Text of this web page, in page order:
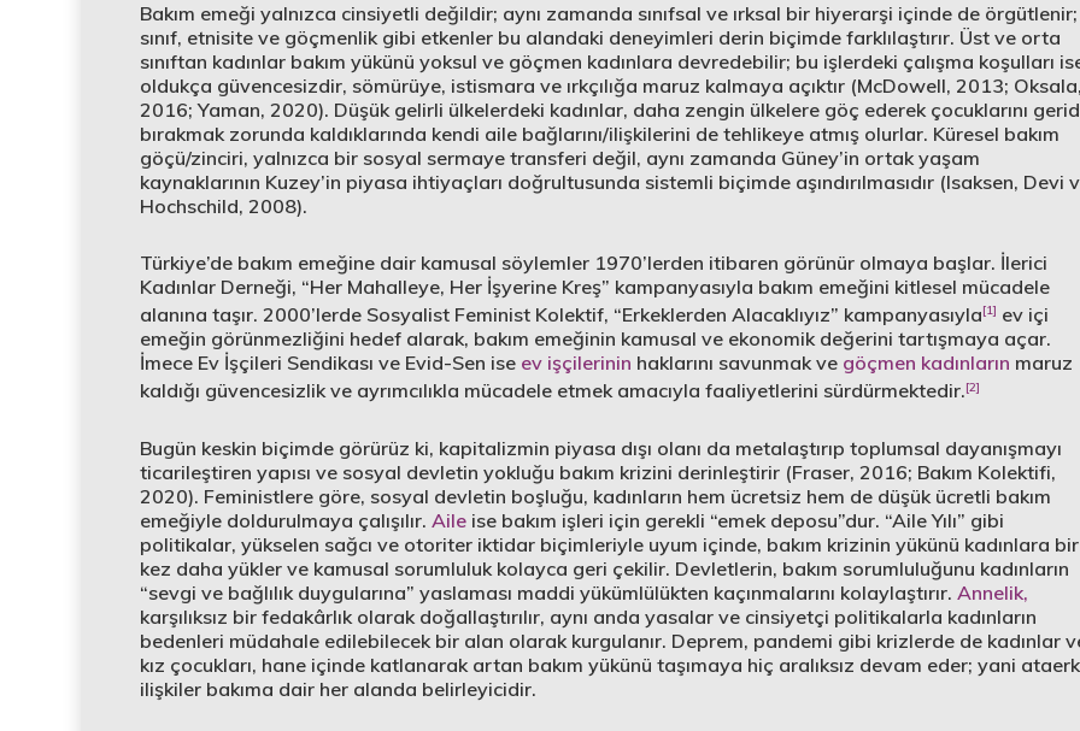
Bakım emeği yalnızca cinsiyetli değildir; aynı zamanda sınıfsal ve ırksal bir hiyerarşi içinde de örgütlenir;
sınıf, etnisite ve göçmenlik gibi etkenler bu alandaki deneyimleri derin biçimde farklılaştırır. Üst ve orta
sınıftan kadınlar bakım yükünü yoksul ve göçmen kadınlara devredebilir; bu işlerdeki çalışma koşulları
oldukça güvencesizdir, sömürüye, istismara ve ırkçılığa maruz kalmaya açıktır (McDowell, 2013;
2016; Yaman, 2020). Düşük gelirli ülkelerdeki kadınlar, daha zengin ülkelere göç ederek çocuklarını
bırakmak zorunda kaldıklarında kendi aile bağlarını/ilişkilerini de tehlikeye atmış olurlar. Küresel bakım
göçü/zinciri, yalnızca bir sosyal sermaye transferi değil, aynı zamanda Güney’in ortak yaşam
kaynaklarının Kuzey’in piyasa ihtiyaçları doğrultusunda sistemli biçimde aşındırılmasıdır (Isaksen, Devi
Hochschild, 2008).
Türkiye’de bakım emeğine dair kamusal söylemler 1970’lerden itibaren görünür olmaya başlar. İlerici
Kadınlar Derneği, “Her Mahalleye, Her İşyerine Kreş” kampanyasıyla bakım emeğini kitlesel mücadele
alanına taşır. 2000’lerde Sosyalist Feminist Kolektif, “Erkeklerden Alacaklıyız” kampanyasıyla[1] ev içi
emeğin görünmezliğini hedef alarak, bakım emeğinin kamusal ve ekonomik değerini tartışmaya açar.
İmece Ev İşçileri Sendikası ve Evid-Sen ise ev işçilerinin haklarını savunmak ve göçmen kadınların maruz
kaldığı güvencesizlik ve ayrımcılıkla mücadele etmek amacıyla faaliyetlerini sürdürmektedir.[2]
Bugün keskin biçimde görürüz ki, kapitalizmin piyasa dışı olanı da metalaştırıp toplumsal dayanışmayı
ticarileştiren yapısı ve sosyal devletin yokluğu bakım krizini derinleştirir (Fraser, 2016; Bakım Kolektifi,
2020). Feministlere göre, sosyal devletin boşluğu, kadınların hem ücretsiz hem de düşük ücretli bakım
emeğiyle doldurulmaya çalışılır. Aileise bakım işleri için gerekli “emek deposu”dur. “Aile Yılı” gibi
politikalar, yükselen sağcı ve otoriter iktidar biçimleriyle uyum içinde, bakım krizinin yükünü kadınlara bir
kez daha yükler ve kamusal sorumluluk kolayca geri çekilir. Devletlerin, bakım sorumluluğunu kadınların
“sevgi ve bağlılık duygularına” yaslaması maddi yükümlülükten kaçınmalarını kolaylaştırır. Annelik,
karşılıksız bir fedakârlık olarak doğallaştırılır, aynı anda yasalar ve cinsiyetçi politikalarla kadınların
bedenleri müdahale edilebilecek bir alan olarak kurgulanır. Deprem, pandemi gibi krizlerde de kadınlar
kız çocukları, hane içinde katlanarak artan bakım yükünü taşımaya hiç aralıksız devam eder; yani
ilişkiler bakıma dair her alanda belirleyicidir.